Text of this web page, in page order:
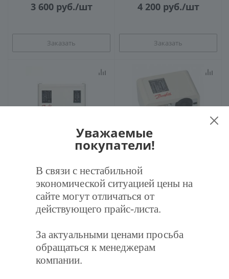
3 600руб./шт
Заказать
4 200руб./шт
Заказать
Реле давления Danfoss KP
15 (060-124166)
4 700руб./шт
Заказать
Реле давления Danfoss KP 5
(060-117166)
6 900руб. /шт
Заказать
Уважаемые
покупатели!
В связи с нестабильной
экономической ситуацией цены на
сайте могут отличаться от
действующего прайс-листа.
За актуальными ценами просьба
обращаться к менеджерам
компании.